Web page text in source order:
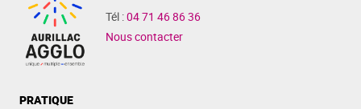
Tél :04 71 46 86 36
Nous contacter
PRATIQUE